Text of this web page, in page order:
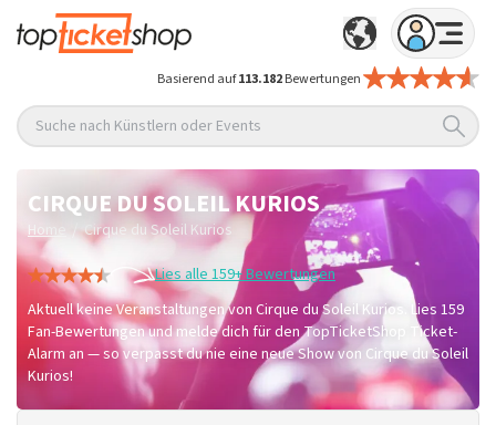
Basierend auf113.182Bewertungen
Suche nach Künstlern oder Events
CIRQUE DU SOLEIL KURIOS
Home
Cirque du Soleil Kurios
Lies alle 159+ Bewertungen
Aktuell keine Veranstaltungen von Cirque du Soleil Kurios. Lies 159
Fan-Bewertungen und melde dich für den TopTicketShop Ticket-
Alarm an — so verpasst du nie eine neue Show von Cirque du Soleil
Kurios!